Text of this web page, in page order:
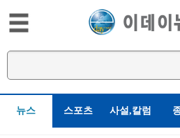
뉴스 스포츠 사설,칼럼